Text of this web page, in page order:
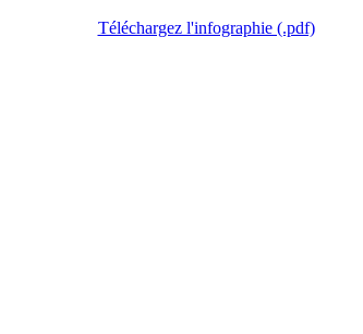
Téléchargez l'infographie (.pdf)